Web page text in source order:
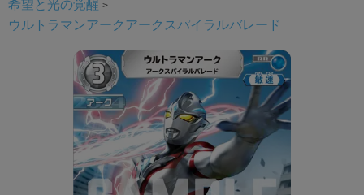
希望と光の覚醒
ウルトラマンアークアークスパイラルバレード